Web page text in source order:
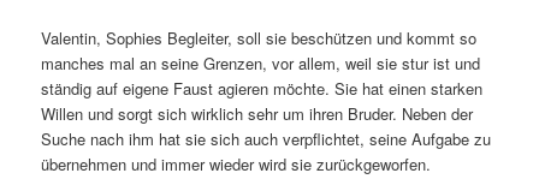
Valentin, Sophies Begleiter, soll sie beschützen und kommt so
manches mal an seine Grenzen, vor allem, weil sie stur ist und
ständig auf eigene Faust agieren möchte. Sie hat einen starken
Willen und sorgt sich wirklich sehr um ihren Bruder. Neben der
Suche nach ihm hat sie sich auch verpflichtet, seine Aufgabe zu
übernehmen und immer wieder wird sie zurückgeworfen.